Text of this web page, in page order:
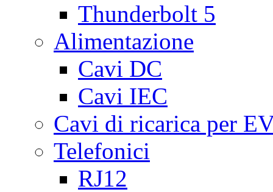
Thunderbolt 5
Alimentazione
Cavi DC
Cavi IEC
Cavi di ricarica per
Telefonici
RJ12